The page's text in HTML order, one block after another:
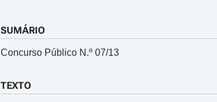
SUMÁRIO
Concurso Público N.º 07/13
TEXTO